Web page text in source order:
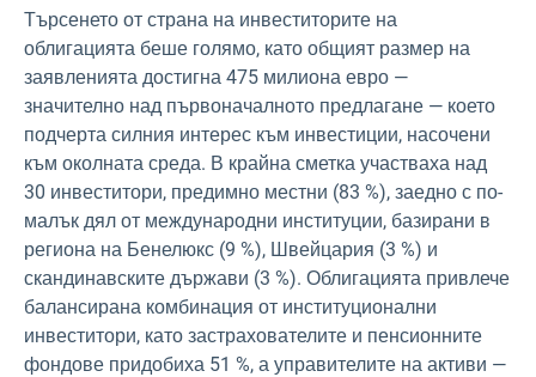
Търсенето от страна на инвеститорите на
облигацията беше голямо, като общият размер на
заявленията достигна 475 милиона евро —
значително над първоначалното предлагане — което
подчерта силния интерес към инвестиции, насочени
към околната среда. В крайна сметка участваха над
30 инвеститори, предимно местни (83 %), заедно с по-
малък дял от международни институции, базирани в
региона на Бенелюкс (9 %), Швейцария (3 %) и
скандинавските държави (3 %). Облигацията привлече
балансирана комбинация от институционални
инвеститори, като застрахователите и пенсионните
фондове придобиха 51 %, а управителите на активи —